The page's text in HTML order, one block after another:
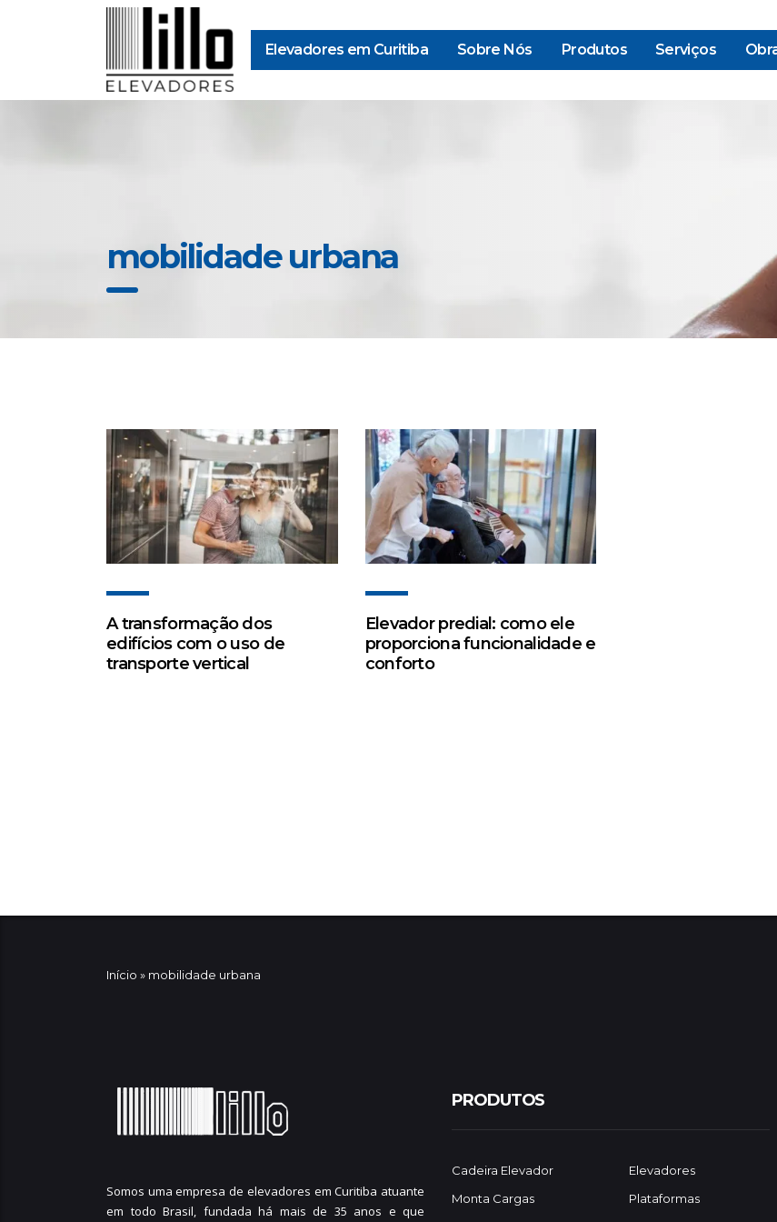
Elevadores em Curitiba Sobre Nós Produtos Serviços
mobilidade urbana
A transformação dos
edifícios com o uso de
transporte vertical
Elevador predial: como ele
proporciona funcionalidade e
conforto
Início » mobilidade urbana
Somos uma empresa de elevadores em Curitiba atuante
em todo Brasil, fundada há mais de 35 anos e que
PRODUTOS
Cadeira Elevador
Elevadores
Monta Cargas
Plataformas